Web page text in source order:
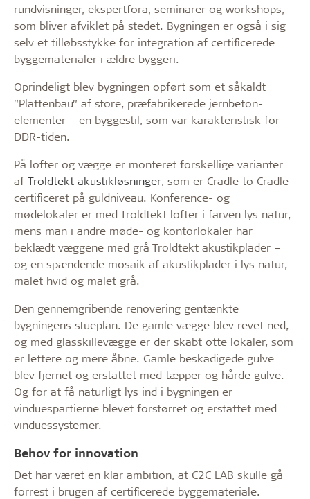
rundvisninger, ekspertfora, seminarer og workshops,
som bliver afviklet på stedet. Bygningen er også i sig
selv et tilløbsstykke for integration af certificerede
byggematerialer i ældre byggeri.
Oprindeligt blev bygningen opført som et såkaldt
”Plattenbau” af store, præfabrikerede jernbeton-
elementer – en byggestil, som var karakteristisk for
DDR-tiden.
På lofter og vægge er monteret forskellige varianter
af Troldtekt akustikløsninger, som er Cradle to Cradle
certificeret på guldniveau. Konference- og
mødelokaler er med Troldtekt lofter i farven lys natur,
mens man i andre møde- og kontorlokaler har
beklædt væggene med grå Troldtekt akustikplader –
og en spændende mosaik af akustikplader i lys natur,
malet hvid og malet grå.
Den gennemgribende renovering gentænkte
bygningens stueplan. De gamle vægge blev revet ned,
og med glasskillevægge er der skabt otte lokaler, som
er lettere og mere åbne. Gamle beskadigede gulve
blev fjernet og erstattet med tæpper og hårde gulve.
Og for at få naturligt lys ind i bygningen er
vinduespartierne blevet forstørret og erstattet med
vinduessystemer.
Behov for innovation
Det har været en klar ambition, at C2C LAB skulle gå
forrest i brugen af certificerede byggemateriale.